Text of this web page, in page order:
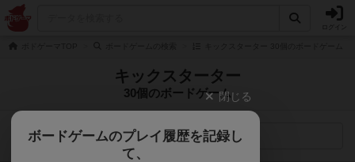
キックスターター
30個のボードゲーム
検索メニュー
閉じる
ボードゲームのプレイ履歴を記録し
て、